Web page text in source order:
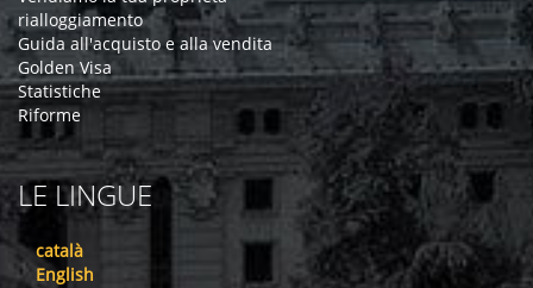
rialloggiamento
Guida all'acquisto e alla vendita
Golden Visa
Statistiche
Riforme
LE LINGUE
català
English